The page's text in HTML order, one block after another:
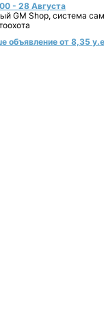
- 28 Августа
GM Shop, система
объявление от 8,35